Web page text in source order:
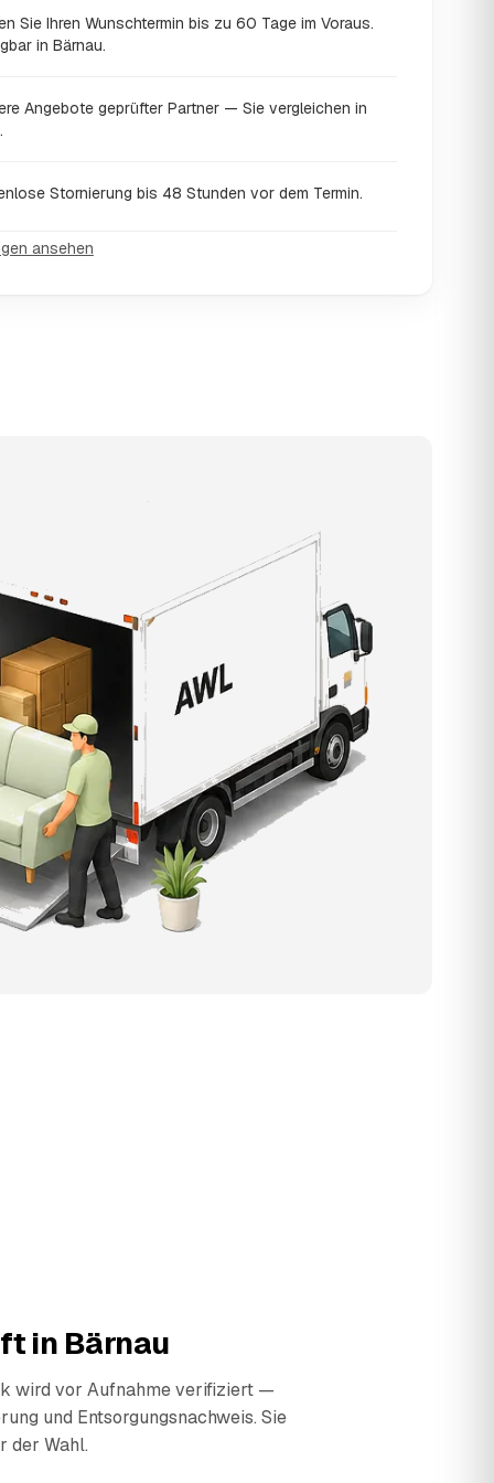
Sie Ihren Wunschtermin bis zu 60 Tage im Voraus.
in Bärnau.
Angebote geprüfter Partner — Sie vergleichen in
Stornierung bis 48 Stunden vor dem Termin.
ansehen
in Bärnau
wird vor Aufnahme verifiziert —
und Entsorgungsnachweis. Sie
der Wahl.